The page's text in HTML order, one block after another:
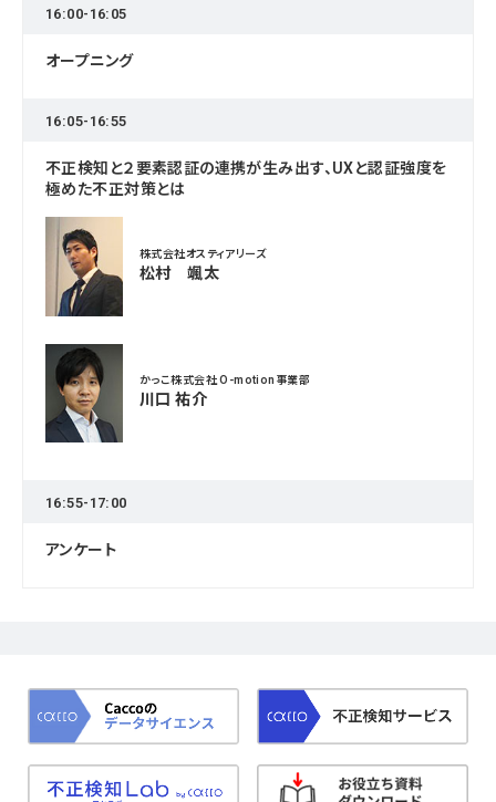
16:00-16:05
オープニング
16:05-16:55
不正検知と２要素認証の連携が生み出す、UXと認証強度を
極めた不正対策とは
株式会社オスティアリーズ
松村 颯太
かっこ株式会社 O-motion事業部
川口 祐介
16:55-17:00
アンケート